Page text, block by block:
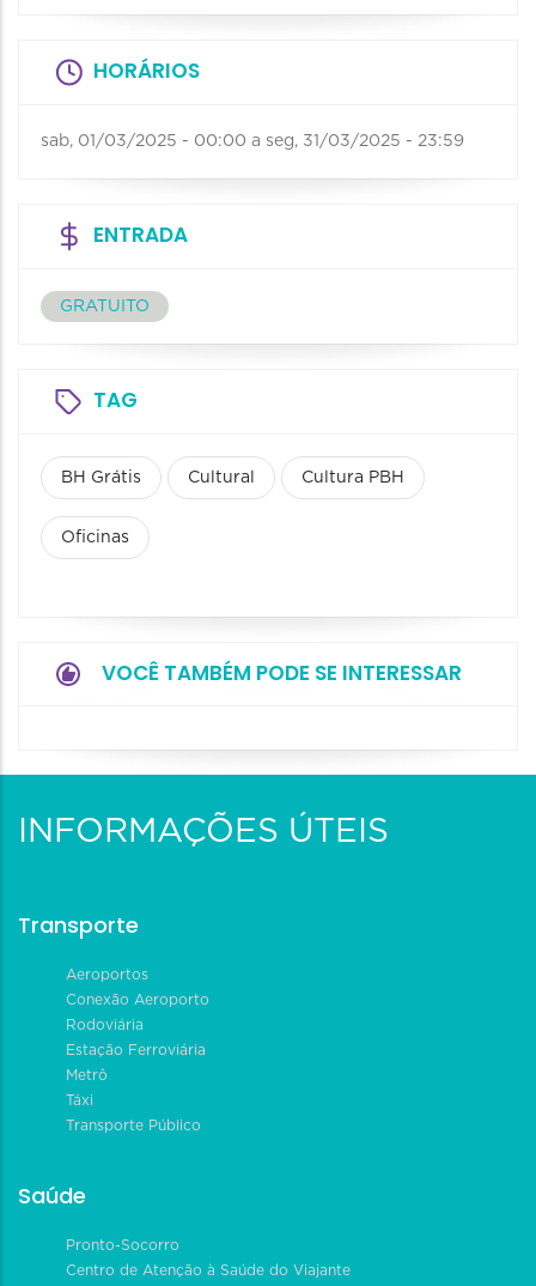
HORÁRIOS
sab, 01/03/2025 - 00:00 a seg, 31/03/2025 - 23:59
ENTRADA
GRATUITO
TAG
BH Grátis Cultural Cultura PBH
Oficinas
VOCÊ TAMBÉM PODE SE INTERESSAR
INFORMAÇÕES ÚTEIS
Transporte
Aeroportos
Conexão Aeroporto
Rodoviária
Estação Ferroviária
Metrô
Táxi
Transporte Público
Saúde
Pronto-Socorro
Centro de Atenção à Saúde do Viajante